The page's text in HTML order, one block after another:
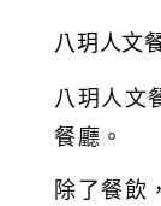
八玥人文
八玥人文
餐廳。
除了餐飲